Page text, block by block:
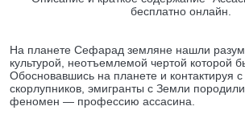
бесплатно онлайн.
На планете Сефарад земляне нашли
культурой, неотъемлемой чертой которой
Обосновавшись на планете и контактируя
скорлупников, эмигранты с Земли
феномен — профессию ассасина.